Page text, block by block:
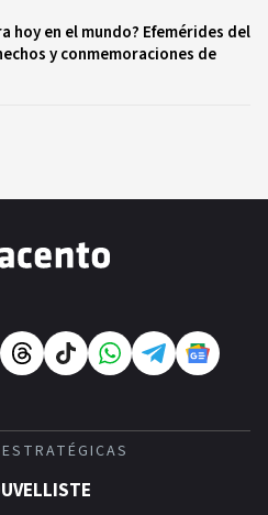
hoy en el mundo? Efemérides del
y conmemoraciones de